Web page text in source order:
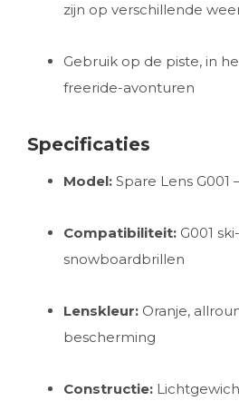
zijn op verschillende
Gebruik op de piste, in
freeride-avonturen
Specificaties
Model: Spare Lens G001
Compatibiliteit: G001
snowboardbrillen
Lenskleur: Oranje,
bescherming
Constructie: